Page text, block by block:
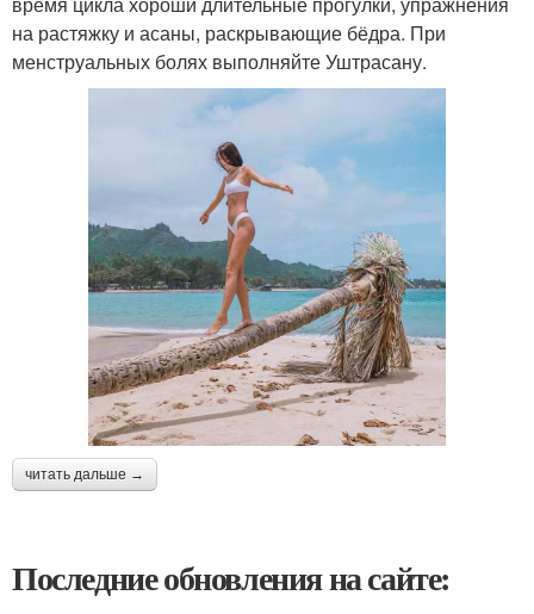
на растяжку и асаны, раскрывающие бёдра. При
менструальных болях выполняйте Уштрасану.
читать дальше →
Последние обновления на сайте: